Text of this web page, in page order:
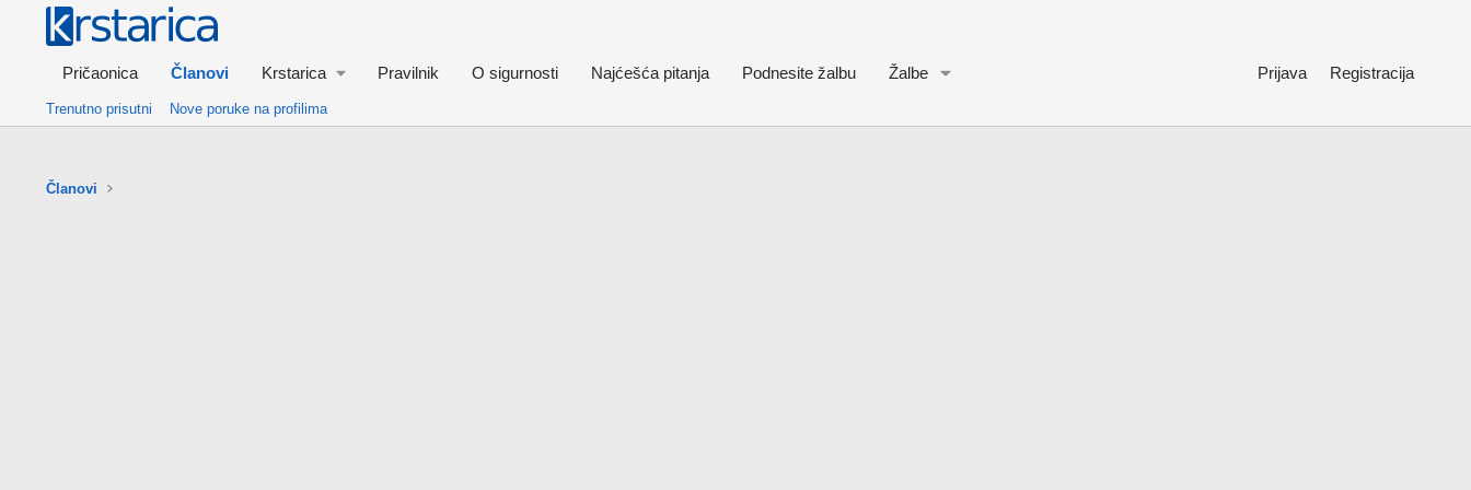
Pričaonica Članovi Krstarica Pravilnik O sigurnosti Najćešća pitanja Podnesite žalbu Žalbe Prijava Registracija
Trenutno prisutni Nove poruke na profilima
Članovi